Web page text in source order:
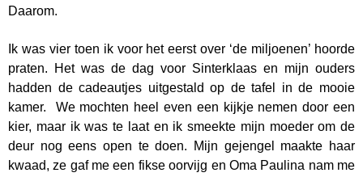
Daarom.
Ik was vier toen ik voor het eerst over ‘de miljoenen’ hoorde
praten. Het was de dag voor Sinterklaas en mijn ouders
hadden de cadeautjes uitgestald op de tafel in de mooie
kamer. We mochten heel even een kijkje nemen door een
kier, maar ik was te laat en ik smeekte mijn moeder om de
deur nog eens open te doen. Mijn gejengel maakte haar
kwaad, ze gaf me een fikse oorvijg en Oma Paulina nam me